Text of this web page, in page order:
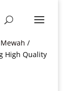
/
High Quality